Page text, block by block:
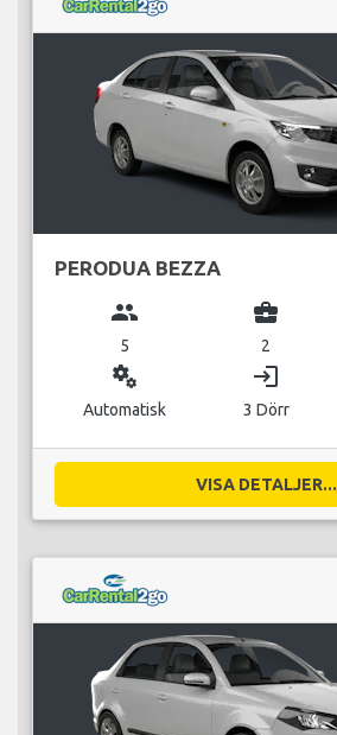
PERODUA BEZZA
group
5
business_center
2
miscellaneous_services
Automatisk
login
3 Dörr
VISA DETALJER...